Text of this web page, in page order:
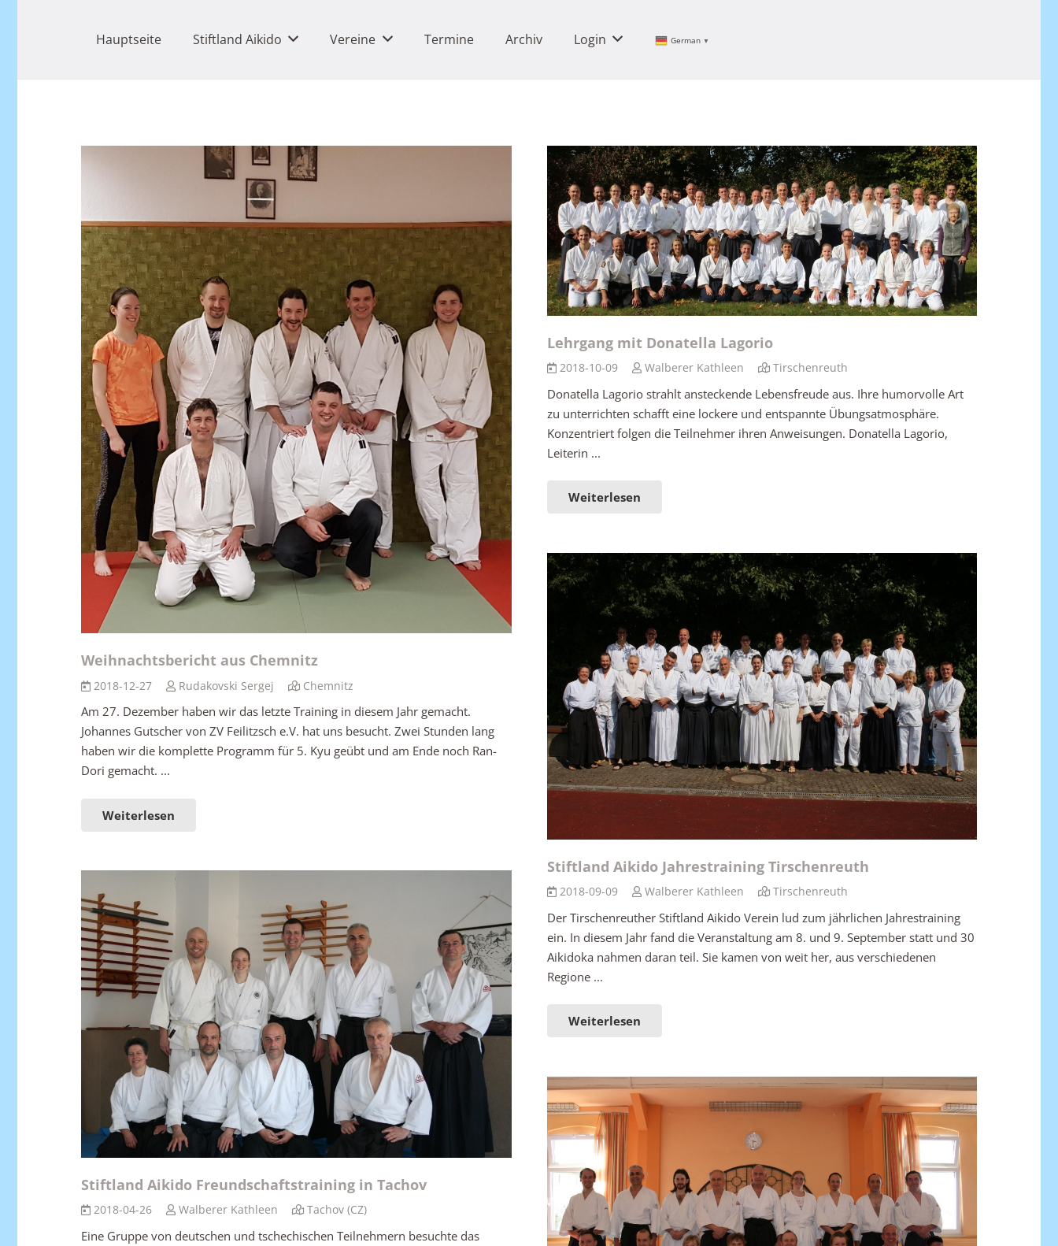
Hauptseite Stiftland Aikido Vereine Termine Archiv Login German ▼
Weihnachtsbericht aus Chemnitz
2018-12-27 Rudakovski Sergej Chemnitz
Am 27. Dezember haben wir das letzte Training in diesem Jahr gemacht.
Johannes Gutscher von ZV Feilitzsch e.V. hat uns besucht. Zwei Stunden lang
haben wir die komplette Programm für 5. Kyu geübt und am Ende noch Ran-
Dori gemacht. ...
Weiterlesen
Lehrgang mit Donatella Lagorio
2018-10-09 Walberer Kathleen Tirschenreuth
Donatella Lagorio strahlt ansteckende Lebensfreude aus. Ihre humorvolle Art
zu unterrichten schafft eine lockere und entspannte Übungsatmosphäre.
Konzentriert folgen die Teilnehmer ihren Anweisungen. Donatella Lagorio,
Leiterin ...
Weiterlesen
Stiftland Aikido Jahrestraining Tirschenreuth
2018-09-09 Walberer Kathleen Tirschenreuth
Der Tirschenreuther Stiftland Aikido Verein lud zum jährlichen Jahrestraining
ein. In diesem Jahr fand die Veranstaltung am 8. und 9. September statt und 30
Aikidoka nahmen daran teil. Sie kamen von weit her, aus verschiedenen
Regione ...
Weiterlesen
Stiftland Aikido Freundschaftstraining in Tachov
2018-04-26 Walberer Kathleen Tachov (CZ)
Eine Gruppe von deutschen und tschechischen Teilnehmern besuchte das